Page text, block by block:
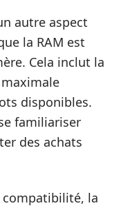
autre aspect
la RAM est
Cela inclut la
disponibles.
familiariser
des achats
compatibilité, la